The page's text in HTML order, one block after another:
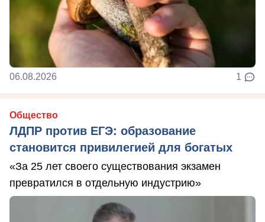
06.08.2026 1
Общество
ЛДПР против ЕГЭ: образование
становится привилегией для богатых
«За 25 лет своего существования экзамен
превратился в отдельную индустрию»